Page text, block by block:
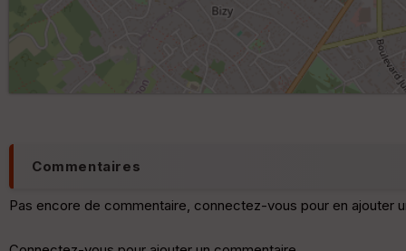
Commentaires
Pas encore de commentaire, connectez-vous pour en ajouter